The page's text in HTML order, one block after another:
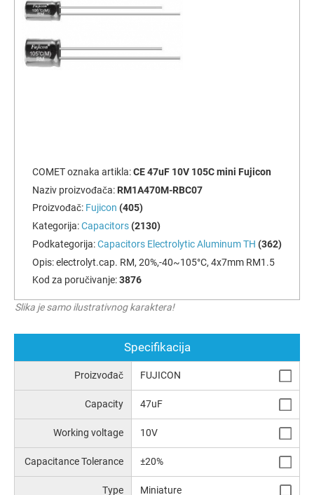
COMET oznaka artikla:CE 47uF 10V 105C mini Fujicon
Naziv proizvođača: RM1A470M-RBC07
Proizvođač: Fujicon (405)
Kategorija:Capacitors(2130)
Podkategorija:Capacitors Electrolytic Aluminum TH (362)
Opis:electrolyt.cap. RM, 20%,-40~105°C, 4x7mm RM1.5
Kod za poručivanje:3876
Slika je samo ilustrativnog karaktera!
Specifikacija
Proizvođač FUJICON
Capacity 47uF
Working voltage 10V
Capacitance Tolerance ±20%
Type Miniature